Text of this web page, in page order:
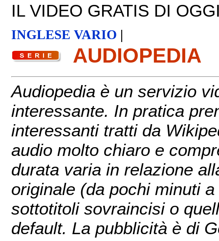
IL VIDEO GRATIS DI
INGLESE VARIO |
AUDIOPEDIA
Audiopedia è un servizio
interessante. In pratica
interessanti tratti da
audio molto chiaro e
durata varia in relazione
originale (da pochi minuti
sottotitoli sovraincisi o
default. La pubblicità è di